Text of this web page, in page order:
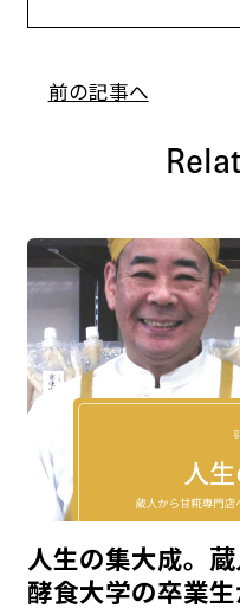
前の記事へ
人生の集大成。
酵食大学の卒業